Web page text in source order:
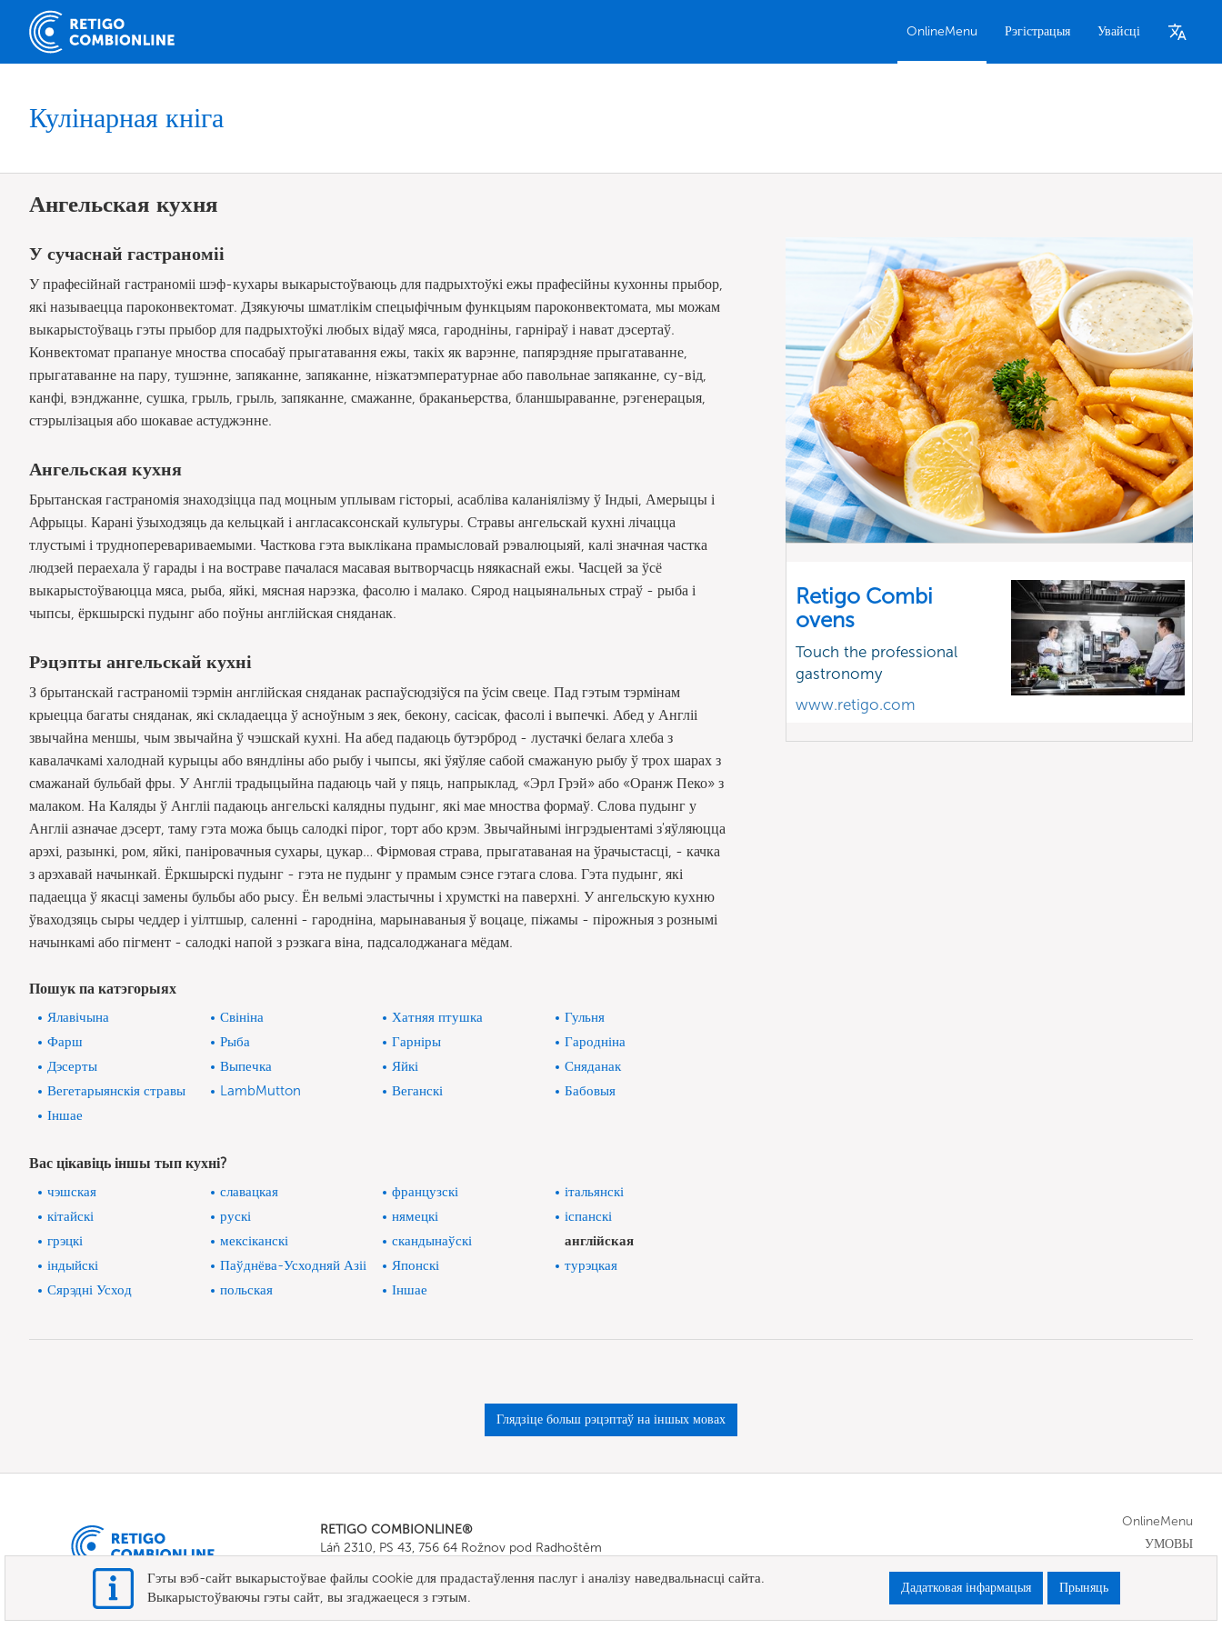
OnlineMenu Рэгістрацыя Увайсці
Кулінарная кніга
Ангельская кухня
У сучаснай гастраноміі
У прафесійнай гастраноміі шэф-кухары выкарыстоўваюць для падрыхтоўкі ежы прафесійны кухонны прыбор,
які называецца пароконвектомат. Дзякуючы шматлікім спецыфічным функцыям пароконвектомата, мы можам
выкарыстоўваць гэты прыбор для падрыхтоўкі любых відаў мяса, гародніны, гарніраў і нават дэсертаў.
Конвектомат прапануе мноства спосабаў прыгатавання ежы, такіх як варэнне, папярэдняе прыгатаванне,
прыгатаванне на пару, тушэнне, запяканне, запяканне, нізкатэмпературнае або павольнае запяканне, су-від,
канфі, вэнджанне, сушка, грыль, грыль, запяканне, смажанне, браканьерства, бланшыраванне, рэгенерацыя,
стэрылізацыя або шокавае астуджэнне.
Ангельская кухня
Брытанская гастраномія знаходзіцца пад моцным уплывам гісторыі, асабліва каланіялізму ў Індыі, Амерыцы і
Афрыцы. Карані ўзыходзяць да кельцкай і англасаксонскай культуры. Стравы ангельскай кухні лічацца
тлустымі і трудноперевариваемыми. Часткова гэта выклікана прамысловай рэвалюцыяй, калі значная частка
людзей пераехала ў гарады і на востраве пачалася масавая вытворчасць няякаснай ежы. Часцей за ўсё
выкарыстоўваюцца мяса, рыба, яйкі, мясная нарэзка, фасолю і малако. Сярод нацыянальных страў - рыба і
чыпсы, ёркшырскі пудынг або поўны англійская сняданак.
Рэцэпты ангельскай кухні
З брытанскай гастраноміі тэрмін англійская сняданак распаўсюдзіўся па ўсім свеце. Пад гэтым тэрмінам
крыецца багаты сняданак, які складаецца ў асноўным з яек, бекону, сасісак, фасолі і выпечкі. Абед у Англіі
звычайна меншы, чым звычайна ў чэшскай кухні. На абед падаюць бутэрброд - лустачкі белага хлеба з
кавалачкамі халоднай курыцы або вяндліны або рыбу і чыпсы, які ўяўляе сабой смажаную рыбу ў трох шарах з
смажанай бульбай фры. У Англіі традыцыйна падаюць чай у пяць, напрыклад, «Эрл Грэй» або «Оранж Пеко» з
малаком. На Каляды ў Англіі падаюць ангельскі калядны пудынг, які мае мноства формаў. Слова пудынг у
Англіі азначае дэсерт, таму гэта можа быць салодкі пірог, торт або крэм. Звычайнымі інгрэдыентамі з'яўляюцца
арэхі, разынкі, ром, яйкі, паніровачныя сухары, цукар… Фірмовая страва, прыгатаваная на ўрачыстасці, - качка
з арэхавай начынкай. Ёркшырскі пудынг - гэта не пудынг у прамым сэнсе гэтага слова. Гэта пудынг, які
падаецца ў якасці замены бульбы або рысу. Ён вельмі эластычны і хрумсткі на паверхні. У ангельскую кухню
ўваходзяць сыры чеддер і уілтшыр, саленні - гародніна, марынаваныя ў воцаце, піжамы - пірожныя з рознымі
начынкамі або пігмент - салодкі напой з рэзкага віна, падсалоджанага мёдам.
Retigo Combi
ovens
Touch the professional
gastronomy
www.retigo.com
Пошук па катэгорыях
Ялавічына Свініна Хатняя птушка
Гульня
Фарш
Рыба Гарніры
Гародніна
Дэсерты
Выпечка Яйкі
Сняданак
Вегетарыянскія стравы
LambMutton Веганскі
Бабовыя
Іншае
Вас цікавіць іншы тып кухні?
чэшская славацкая французскі
італьянскі
кітайскі
рускі нямецкі
іспанскі
грэцкі
мексіканскі скандынаўскі
англійская
індыйскі
Паўднёва-Усходняй Азіі Японскі
турэцкая
Сярэдні Усход
польская Іншае
Глядзіце больш рэцэптаў на іншых мовах
RETIGO COMBIONLINE®
Láň 2310, PS 43, 756 64 Rožnov pod Radhoštěm
E-mail:info@combionline.com
OnlineMenu
УМОВЫ
Гэты вэб-сайт выкарыстоўвае файлы cookie для прадастаўлення паслуг і аналізу наведвальнасці сайта.
Выкарыстоўваючы гэты сайт, вы згаджаецеся з гэтым.
Дадатковая інфармацыя Прыняць